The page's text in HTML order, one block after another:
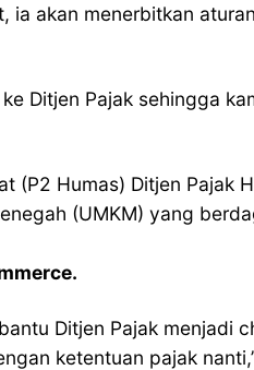
akan menerbitkan
Ditjen Pajak sehingga
(P2 Humas) Ditjen Pajak
(UMKM) yang
Ditjen Pajak menjadi
ketentuan pajak